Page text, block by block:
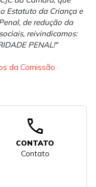
Estatuto da Criança e
de redução da
reivindicamos:
PENAL!"
da Comissão
call
CONTATO
Contato